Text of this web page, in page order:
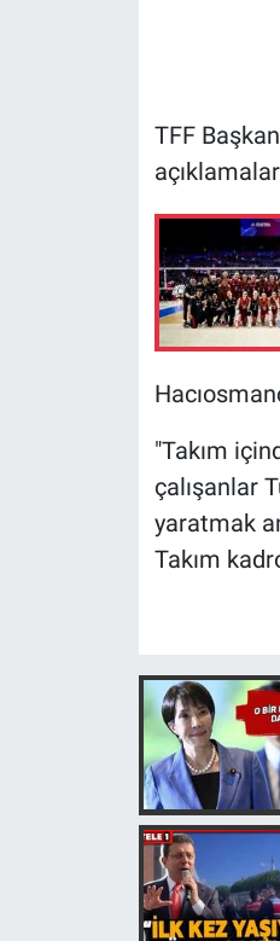
TFF
"Takım
çalışanlar
yaratmak
Takım
Ne demişti
Programlar
Türkiye'nin Geleceği